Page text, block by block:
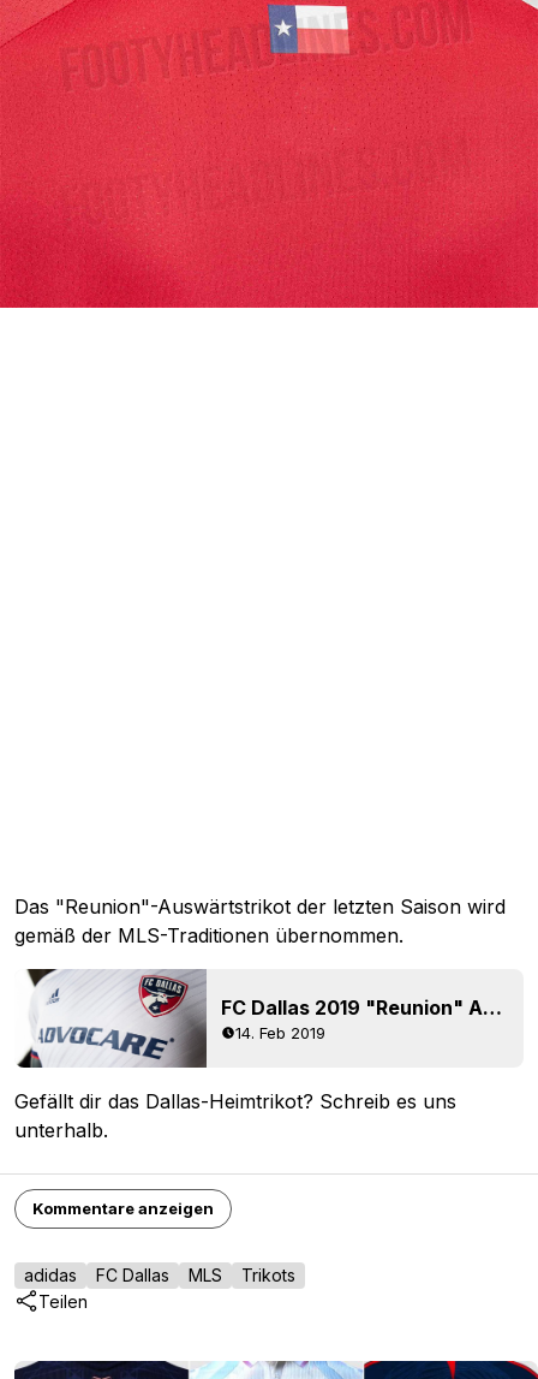
Das "Reunion"-Auswärtstrikot der letzten Saison wird
gemäß der MLS-Traditionen übernommen.
FC Dallas 2019 "Reunion" Auswärtstrikot enthüllt
14. Feb 2019
Gefällt dir das Dallas-Heimtrikot? Schreib es uns
unterhalb.
Kommentare anzeigen
adidas FC Dallas MLS
Trikots
Teilen